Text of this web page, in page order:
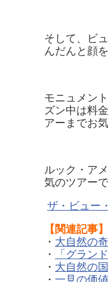
そして、ビ
んだんと顔
モニュメン
ズン中は料
アーまでお
ルック・ア
気のツアー
ザ・ビュー
【関連記事】
・ 大自然の
・
「グラン
・ 大自然の
・ 一見の価